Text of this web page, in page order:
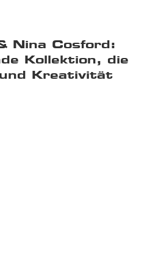
Nina Cosford:
Kollektion, die
Kreativität